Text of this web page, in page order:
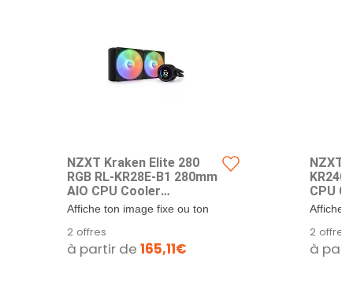
NZXT Kraken Elite 280
RGB RL-KR28E-B1 280mm
AIO CPU Cooler
Customizable 2.36" LCD
Display High Performance
Pump 2 x F140 RGB Core
Fans Black
Affiche ton image fixe ou ton
les...
2 offres
à partir de 165,11€
NZXT
CPU
1.54"
F120
Affiche
2 offres
à